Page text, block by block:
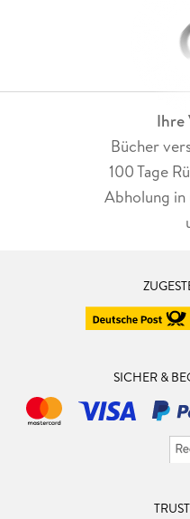
Ihre
Bücher
100 Tage
Abholung in
SICHER &